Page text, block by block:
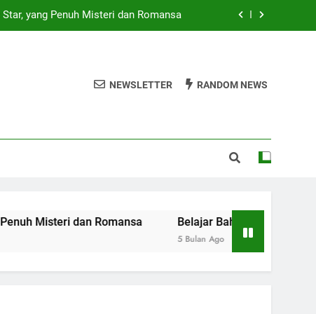
yang Penuh Misteri dan Romansa
Gitar Akustik Terbaik sesuai Budget
Perlindungan Maksimal – BCA Life
yang Penuh Misteri dan Romansa
NEWSLETTER RANDOM NEWS
dan Romansa Belajar Bahasa Inggris dari Kebiasaan